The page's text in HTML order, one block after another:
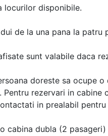
locurilor disponibile.
de la una pana la
sunt valabile daca
doreste sa ocupe
Pentru rezervari in
in prealabil
cabina dubla (2 pasageri)